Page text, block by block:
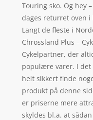
Touring sko. Og hey
dages returret oven
Langt de fleste i
Chrossland Plus –
Cykelpartner, der
populære varer. I det
helt sikkert finde
produkt på denne
er priserne mere
skyldes bl.a. at